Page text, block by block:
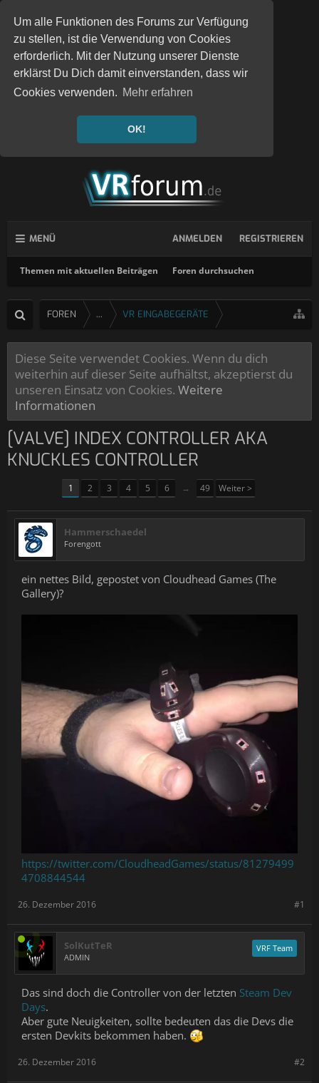
Um alle Funktionen des Forums zur Verfügung
zu stellen, ist die Verwendung von Cookies
erforderlich. Mit der Nutzung unserer Dienste
erklärst Du Dich damit einverstanden, dass wir
Cookies verwenden. Mehr erfahren
OK!
MENÜ
Themen mit aktuellen Beiträgen Foren durchsuchen
ANMELDEN REGISTRIEREN
FOREN ... VR EINGABEGERÄTE
Diese Seite verwendet Cookies. Wenn du dich
weiterhin auf dieser Seite aufhältst, akzeptierst du
unseren Einsatz von Cookies. Weitere
Informationen
[VALVE] INDEX CONTROLLER AKA
KNUCKLES CONTROLLER
1 2 3 4 5 6 → 49 Weiter >
Hammerschaedel
Forengott
ein nettes Bild, gepostet von Cloudhead Games (The
Gallery)?
https://twitter.com/CloudheadGames/status/81279499
4708844544
#1
26. Dezember 2016
SolKutTeR
ADMIN
VRF Team
Das sind doch die Controller von der letzten Steam Dev
Days.
Aber gute Neuigkeiten, sollte bedeuten das die Devs die
ersten Devkits bekommen haben.
#2
26. Dezember 2016